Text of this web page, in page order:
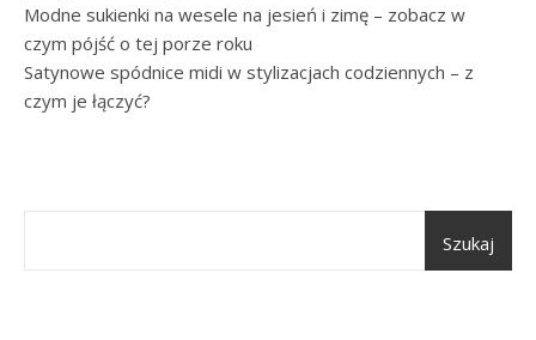
Modne sukienki na wesele na jesień i zimę – zobacz w
czym pójść o tej porze roku
Satynowe spódnice midi w stylizacjach codziennych – z
czym je łączyć?
Szukaj